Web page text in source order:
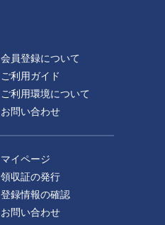
会員登録について
ご利用ガイド
ご利用環境について
お問い合わせ
マイページ
領収証の発行
登録情報の確認
お問い合わせ